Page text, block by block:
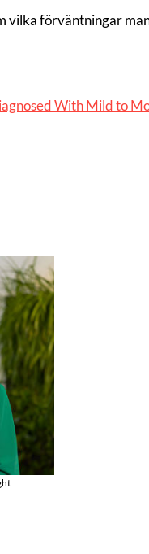
förväntningar
With Mild to